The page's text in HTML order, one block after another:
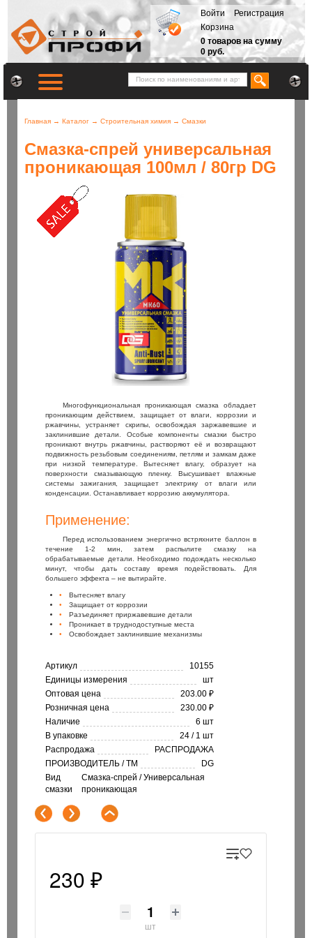
Войти
Регистрация
Корзина
0 товаров на сумму
0 руб.
Главная → Каталог → Строительная химия → Смазки
Смазка-спрей универсальная
проникающая 100мл / 80гр DG
Многофункциональная проникающая смазка обладает
проникающим действием, защищает от влаги, коррозии и
ржавчины, устраняет скрипы, освобождая заржавевшие и
заклинившие детали. Особые компоненты смазки быстро
проникают внутрь ржавчины, растворяют её и возвращают
подвижность резьбовым соединениям, петлям и замкам даже
при низкой температуре. Вытесняет влагу, образует на
поверхности смазывающую пленку. Высушивает влажные
системы зажигания, защищает электрику от влаги или
конденсации. Останавливает коррозию аккумулятора.
Применение:
Перед использованием энергично встряхните баллон в
течение 1-2 мин, затем распылите смазку на
обрабатываемые детали. Необходимо подождать несколько
минут, чтобы дать составу время подействовать. Для
большего эффекта – не вытирайте.
Вытесняет влагу
Защищает от коррозии
Разъединяет приржавевшие детали
Проникает в труднодоступные места
Освобождает заклинившие механизмы
Артикул
10155
Единицы измерения
шт
Оптовая цена
203.00 ₽
Розничная цена
230.00 ₽
Наличие
6 шт
В упаковке
24 / 1 шт
Распродажа
РАСПРОДАЖА
ПРОИЗВОДИТЕЛЬ / ТМ
DG
Вид
смазки
Смазка-спрей / Универсальная
проникающая
230 ₽
шт